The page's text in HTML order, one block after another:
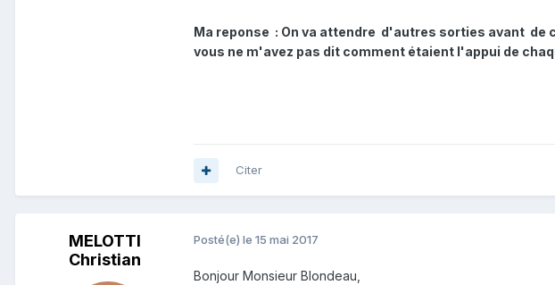
Ma reponse : On va attendre d'autres sorties avant de
vous ne m'avez pas dit comment étaient l'appui de
Citer
MELOTTI
Christian
Posté(e) le 15 mai 2017
Bonjour Monsieur Blondeau,